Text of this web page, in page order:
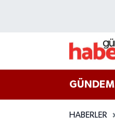
GÜNDEM
HABERLER
Haber Arşivi